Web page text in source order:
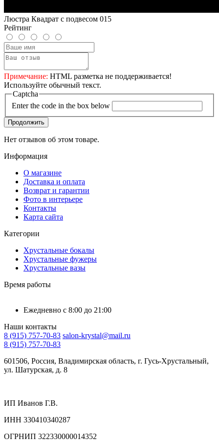
Люстра Квадрат с подвесом 015
Рейтинг
Примечание: HTML разметка не поддерживается!
Используйте обычный текст.
Captcha
Enter the code in the box below
Продолжить
Нет отзывов об этом товаре.
Информация
О магазине
Доставка и оплата
Возврат и гарантии
Фото в интерьере
Контакты
Карта сайта
Категории
Хрустальные бокалы
Хрустальные фужеры
Хрустальные вазы
Время работы
Ежедневно с 8:00 до 21:00
Наши контакты
8 (915) 757-70-83 salon-krystal@mail.ru
8 (915) 757-70-83
601506, Россия, Владимирская область, г. Гусь-Хрустальный,
ул. Шатурская, д. 8
ИП Иванов Г.В.
ИНН 330410340287
ОГРНИП 322330000014352